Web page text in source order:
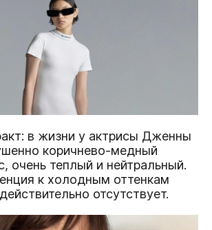
в жизни у актрисы Дженны
коричнево-медный
очень теплый и нейтральный.
к холодным оттенкам
отсутствует.